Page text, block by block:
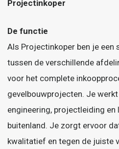
Projectinkoper
De functie
Als Projectinkoper ben je een
tussen de verschillende
voor het complete
gevelbouwprojecten. Je
engineering, projectleiding en
buitenland. Je zorgt ervoor
kwalitatief en tegen de juiste